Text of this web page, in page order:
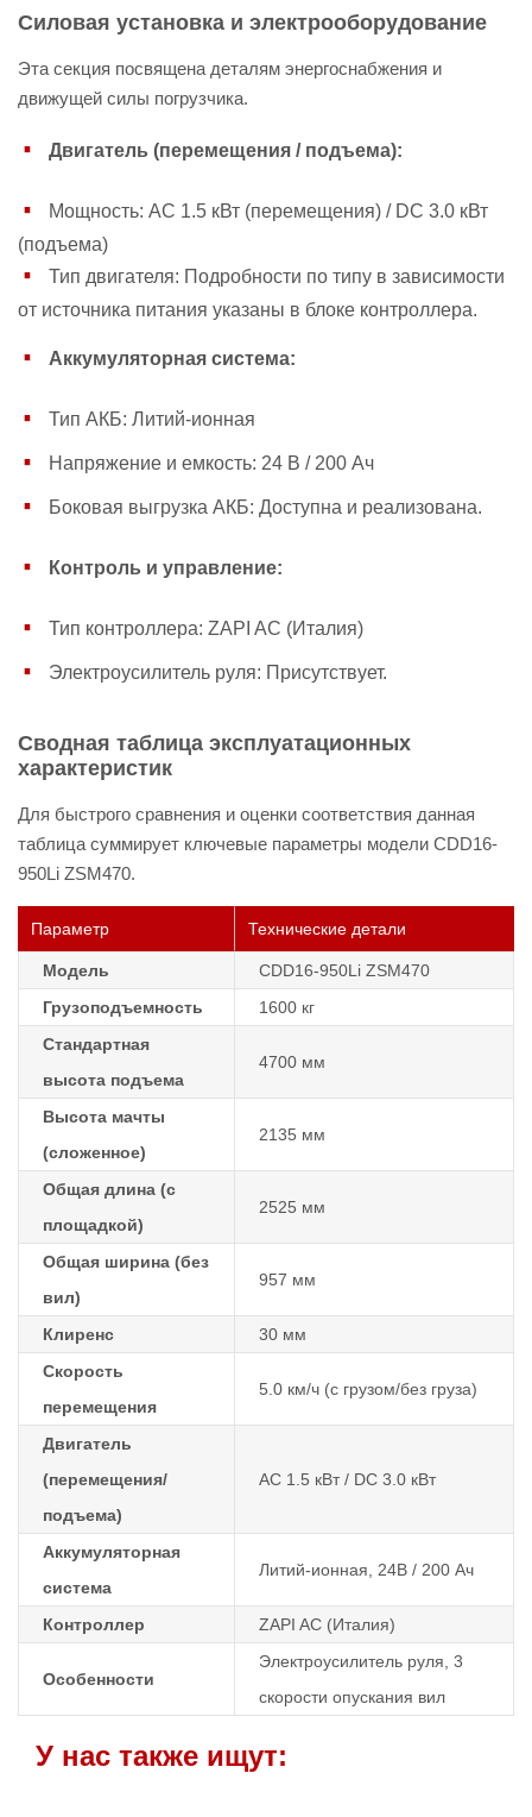
Силовая установка и электрооборудование
Эта секция посвящена деталям энергоснабжения и
движущей силы погрузчика.
Двигатель (перемещения / подъема):
Мощность: AC 1.5 кВт (перемещения) / DC 3.0 кВт
(подъема)
Тип двигателя: Подробности по типу в зависимости
от источника питания указаны в блоке контроллера.
Аккумуляторная система:
Тип АКБ: Литий-ионная
Напряжение и емкость: 24 В / 200 Ач
Боковая выгрузка АКБ: Доступна и реализована.
Контроль и управление:
Тип контроллера: ZAPI AC (Италия)
Электроусилитель руля: Присутствует.
Сводная таблица эксплуатационных
характеристик
Для быстрого сравнения и оценки соответствия данная
таблица суммирует ключевые параметры модели CDD16-
950Li ZSM470.
Параметр Технические детали
Модель
CDD16-950Li ZSM470
Грузоподъемность
1600 кг
Стандартная
высота подъема
4700 мм
Высота мачты
(сложенное)
2135 мм
Общая длина (с
площадкой)
2525 мм
Общая ширина (без
вил)
957 мм
Клиренс
30 мм
Скорость
перемещения
5.0 км/ч (с грузом/без груза)
Двигатель
(перемещения/
подъема)
AC 1.5 кВт / DC 3.0 кВт
Аккумуляторная
система
Литий-ионная, 24В / 200 Ач
Контроллер ZAPI AC (Италия)
Особенности
Электроусилитель руля, 3
скорости опускания вил
У нас также ищут: